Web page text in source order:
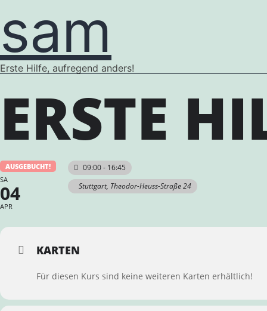
sam
Erste Hilfe, aufregend anders!
ERSTE
AUSGEBUCHT!
SA
04
APR
09:00 - 16:45
Stuttgart, Theodor-Heuss-Straße 24
KARTEN
Für diesen Kurs sind keine weiteren Karten erhältlich!